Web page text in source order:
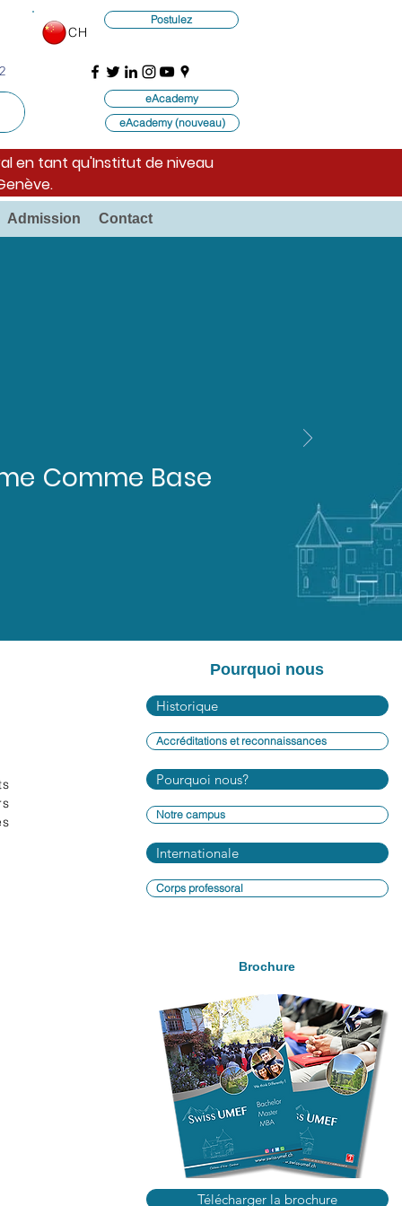
CH
Postulez
eAcademy
eAcademy (nouveau)
en tant qu'Institut de niveau
Admission Contact
Comme Base
Pourquoi nous
Historique
Accréditations et reconnaissances
Pourquoi nous?
Notre campus
Internationale
Corps professoral
Brochure
Télécharger la brochure